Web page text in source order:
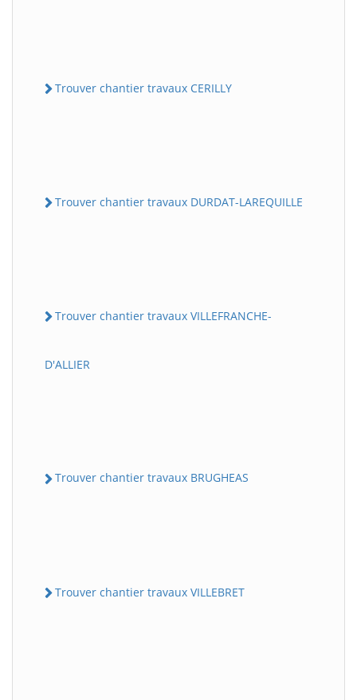
Trouver chantier travaux CERILLY
Trouver chantier travaux DURDAT-LAREQUILLE
Trouver chantier travaux VILLEFRANCHE-
D'ALLIER
Trouver chantier travaux BRUGHEAS
Trouver chantier travaux VILLEBRET